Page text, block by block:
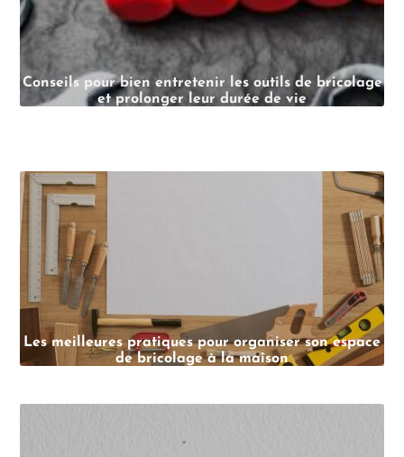
Conseils pour bien entretenir les outils de bricolage
et prolonger leur durée de vie
Les meilleures pratiques pour organiser son espace
de bricolage à la maison